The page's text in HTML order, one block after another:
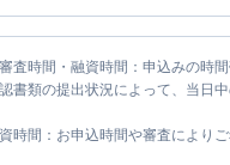
査時間・融資時間：申込みの時
書類の提出状況によって、当日
時間：お申込時間や審査により